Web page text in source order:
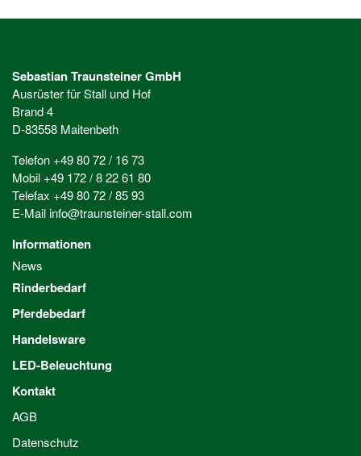
Sebastian Traunsteiner GmbH
Ausrüster für Stall und Hof
Brand 4
D-83558 Maitenbeth
Telefon +49 80 72 / 16 73
Mobil +49 172 / 8 22 61 80
Telefax +49 80 72 / 85 93
E-Mailinfo@traunsteiner-stall.com
Informationen
News
Rinderbedarf
Pferdebedarf
Handelsware
LED-Beleuchtung
Kontakt
AGB
Datenschutz